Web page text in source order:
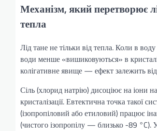
Механізм, який перетворює
тепла
Лід тане не тільки від тепла. Коли в
води менше «вишиковуються» в
колігативне явище — ефект залежить
Сіль (хлорид натрію) дисоціює на іони
кристалізації. Евтектична точка
(ізопропіловий або етиловий) працює
(чистого ізопропілу — близько -89 °C).